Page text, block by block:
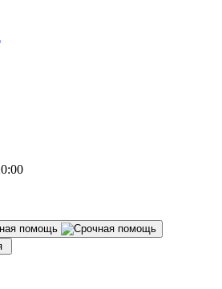
помощь